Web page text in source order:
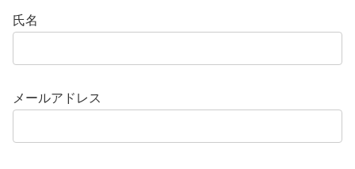
氏名
メールアドレス